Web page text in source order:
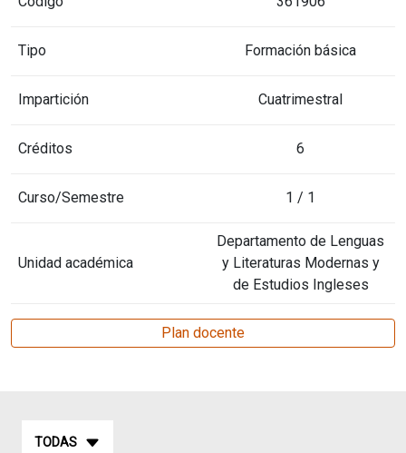
Tipo Formación básica
Impartición Cuatrimestral
Créditos 6
Curso/Semestre 1 / 1
Unidad académica
Departamento de Lenguas
y Literaturas Modernas y
de Estudios Ingleses
Plan docente
TODAS